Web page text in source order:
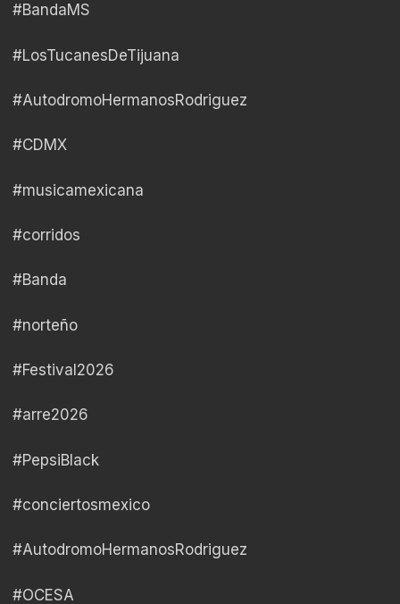
#BandaMS
#LosTucanesDeTijuana
#AutodromoHermanosRodriguez
#CDMX
#musicamexicana
#corridos
#Banda
#norteño
#Festival2026
#arre2026
#PepsiBlack
#conciertosmexico
#AutodromoHermanosRodriguez
#OCESA